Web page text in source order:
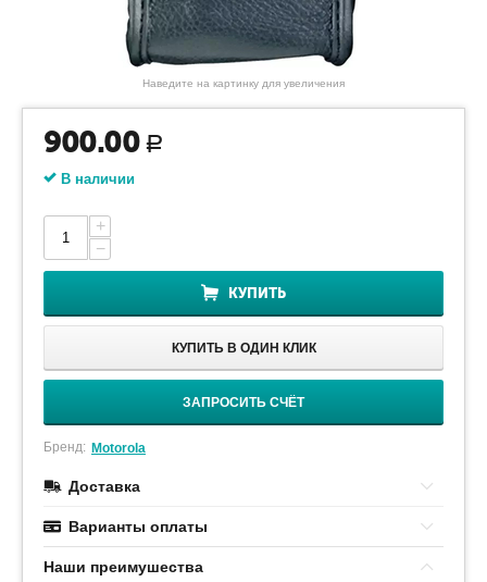
Наведите на картинку для увеличения
900.00 Р
В наличии
+
−
КУПИТЬ
КУПИТЬ В ОДИН КЛИК
ЗАПРОСИТЬ СЧЁТ
Бренд: Motorola
Доставка
Варианты оплаты
Наши преимушества